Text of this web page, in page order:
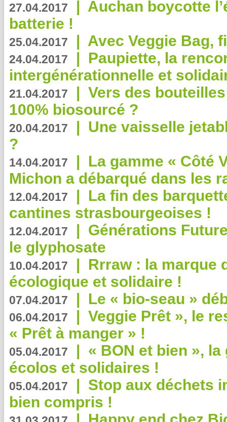
27.04.2017 | Auchan boycotte
batterie !
25.04.2017 | Avec Veggie Bag,
24.04.2017 | Paupiette, la
intergénérationnelle et
21.04.2017 | Vers des
100% biosourcé ?
20.04.2017 | Une vaisselle
?
14.04.2017 | La gamme « Côté
Michon a débarqué dans les
12.04.2017 | La fin des
cantines strasbourgeoises !
12.04.2017 | Générations
le glyphosate
10.04.2017 | Rrraw : la marque
écologique et solidaire !
07.04.2017 | Le « bio-seau »
06.04.2017 | Veggie Prêt », le
« Prêt à manger » !
05.04.2017 | « BON et bien »,
écolos et solidaires !
05.04.2017 | Stop aux déchets
bien compris !